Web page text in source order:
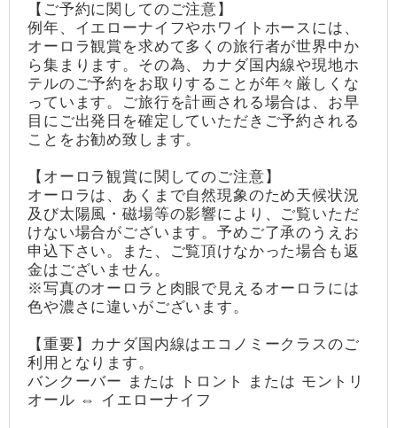
【ご予約に関してのご注意】
例年、イエローナイフやホワイトホースには、
オーロラ観賞を求めて多くの旅行者が世界中か
ら集まります。その為、カナダ国内線や現地ホ
テルのご予約をお取りすることが年々厳しくな
っています。ご旅行を計画される場合は、お早
目にご出発日を確定していただきご予約される
ことをお勧め致します。
【オーロラ観賞に関してのご注意】
オーロラは、あくまで自然現象のため天候状況
及び太陽風・磁場等の影響により、ご覧いただ
けない場合がございます。予めご了承のうえお
申込下さい。また、ご覧頂けなかった場合も返
金はございません。
※写真のオーロラと肉眼で見えるオーロラには
色や濃さに違いがございます。
【重要】カナダ国内線はエコノミークラスのご
利用となります。
バンクーバー または トロント または モントリ
オール ⇔ イエローナイフ